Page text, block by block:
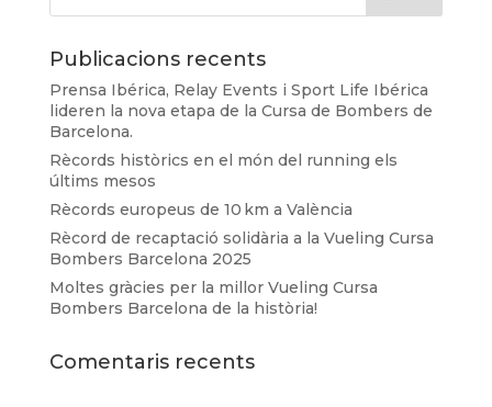
Publicacions recents
Prensa Ibérica, Relay Events i Sport Life Ibérica
lideren la nova etapa de la Cursa de Bombers de
Barcelona.
Rècords històrics en el món del running els
últims mesos
Rècords europeus de 10 km a València
Rècord de recaptació solidària a la Vueling Cursa
Bombers Barcelona 2025
Moltes gràcies per la millor Vueling Cursa
Bombers Barcelona de la història!
Comentaris recents